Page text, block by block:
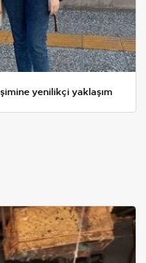
yenilikçi yaklaşım